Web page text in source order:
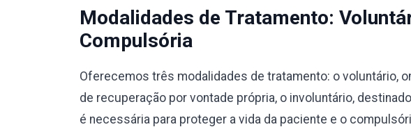
Modalidades de Tratamento:
Compulsória
Oferecemos três modalidades de tratamento: o voluntário,
de recuperação por vontade própria, o involuntário,
é necessária para proteger a vida da paciente e o